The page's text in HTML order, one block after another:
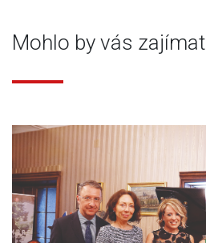
Mohlo by vás zajímat